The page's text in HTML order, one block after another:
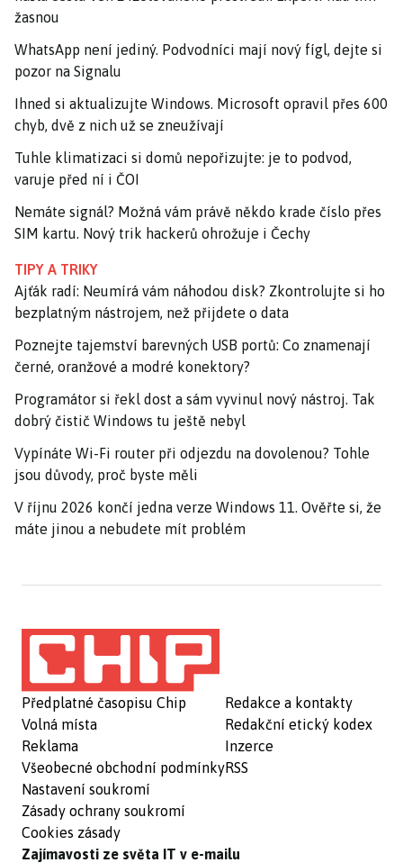
žasnou
WhatsApp není jediný. Podvodníci mají nový fígl, dejte si
pozor na Signalu
Ihned si aktualizujte Windows. Microsoft opravil přes 600
chyb, dvě z nich už se zneužívají
Tuhle klimatizaci si domů nepořizujte: je to podvod,
varuje před ní i ČOI
Nemáte signál? Možná vám právě někdo krade číslo přes
SIM kartu. Nový trik hackerů ohrožuje i Čechy
TIPY A TRIKY
Ajťák radí: Neumírá vám náhodou disk? Zkontrolujte si ho
bezplatným nástrojem, než přijdete o data
Poznejte tajemství barevných USB portů: Co znamenají
černé, oranžové a modré konektory?
Programátor si řekl dost a sám vyvinul nový nástroj. Tak
dobrý čistič Windows tu ještě nebyl
Vypínáte Wi-Fi router při odjezdu na dovolenou? Tohle
jsou důvody, proč byste měli
V říjnu 2026 končí jedna verze Windows 11. Ověřte si, že
máte jinou a nebudete mít problém
Předplatné časopisu Chip
Volná místa
Reklama
Všeobecné obchodní podmínky
Nastavení soukromí
Zásady ochrany soukromí
Cookies zásady
Redakce a kontakty
Redakční etický kodex
Inzerce
RSS
Zajímavosti ze světa IT v e-mailu